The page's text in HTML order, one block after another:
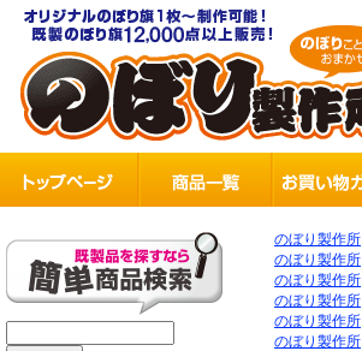
のぼり製作所
のぼり製作所
のぼり製作所
のぼり製作所
のぼり製作所
のぼり製作所